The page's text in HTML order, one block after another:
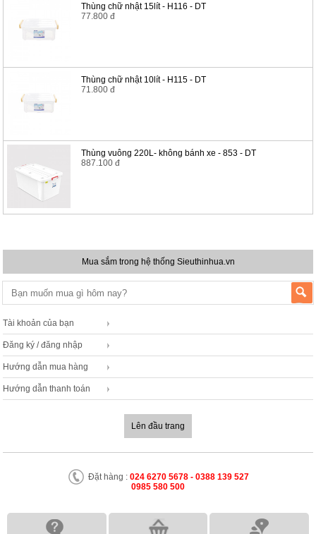
Thùng chữ nhật 15lít - H116 - DT
77.800 đ
Thùng chữ nhật 10lít - H115 - DT
71.800 đ
Thùng vuông 220L- không bánh xe - 853 - DT
887.100 đ
Mua sắm trong hệ thống Sieuthinhua.vn
Tài khoản của bạn
Đăng ký / đăng nhập
Hướng dẫn mua hàng
Hướng dẫn thanh toán
Lên đầu trang
Đặt hàng : 024 6270 5678 - 0388 139 527
0985 580 500